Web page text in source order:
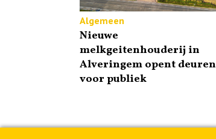
Algemeen
Nieuwe
melkgeitenhouderij in
Alveringem opent deuren
voor publiek